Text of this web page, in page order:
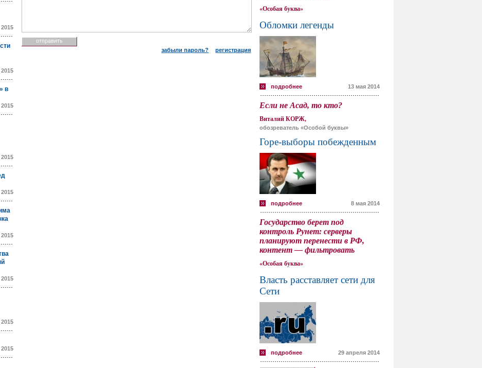
в
забыли пароль? регистрация
«Особая буква»
Обломки легенды
подробнее 13 мая 2014
Если не Асад, то кто?
Виталий КОРЖ,
обозреватель «Особой буквы»
Горе-выборы побежденным
подробнее 8 мая 2014
Государство берет под
контроль Рунет: серверы
планируют перенести в РФ,
контент — фильтровать
«Особая буква»
Власть расставляет сети для
Сети
подробнее 29 апреля 2014